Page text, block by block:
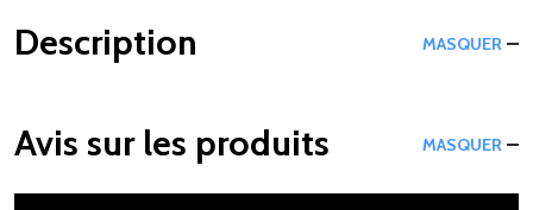
Description MASQUER
Avis sur les produits MASQUER